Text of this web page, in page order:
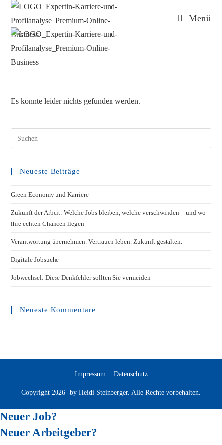
Menü
Es konnte leider nichts gefunden werden.
Neueste Beiträge
Green Economy und Karriere
Zukunft der Arbeit: Welche Jobs bleiben, welche verschwinden – und wo
ihre echten Chancen liegen
Verantwortung übernehmen. Vertrauen leben. Zukunft gestalten.
Digitale Jobsuche
Jobwechsel: Diese Denkfehler sollten Sie vermeiden
Neueste Kommentare
Impressum Datenschutz
Copyright 2026 -by Heidi Steinberger. Alle Rechte vorbehalten.
Neuer Job?
Neuer Arbeitgeber?